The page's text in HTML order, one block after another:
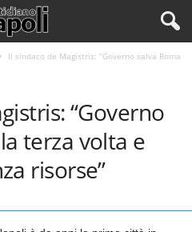
Il sindaco de Magistris: “Governo salva Roma
“Governo
terza volta e
risorse”